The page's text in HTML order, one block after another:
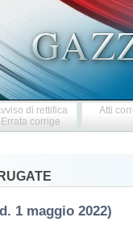
di rettifica
Errata corrige
Atti
1 maggio 2022)